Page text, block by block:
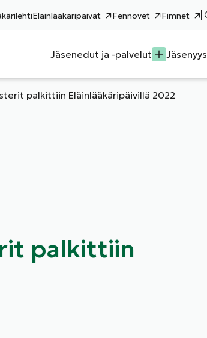
Eläinlääkäripäivät Fennovet Fimnet
Jäsenedut ja -palvelut Jäsenyys
palkittiin Eläinlääkäripäivillä 2022
palkittiin